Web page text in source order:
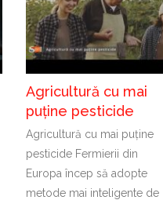
Agricultură cu mai
puține pesticide
Agricultură cu mai puține
pesticide Fermierii din
Europa încep să adopte
metode mai inteligente de